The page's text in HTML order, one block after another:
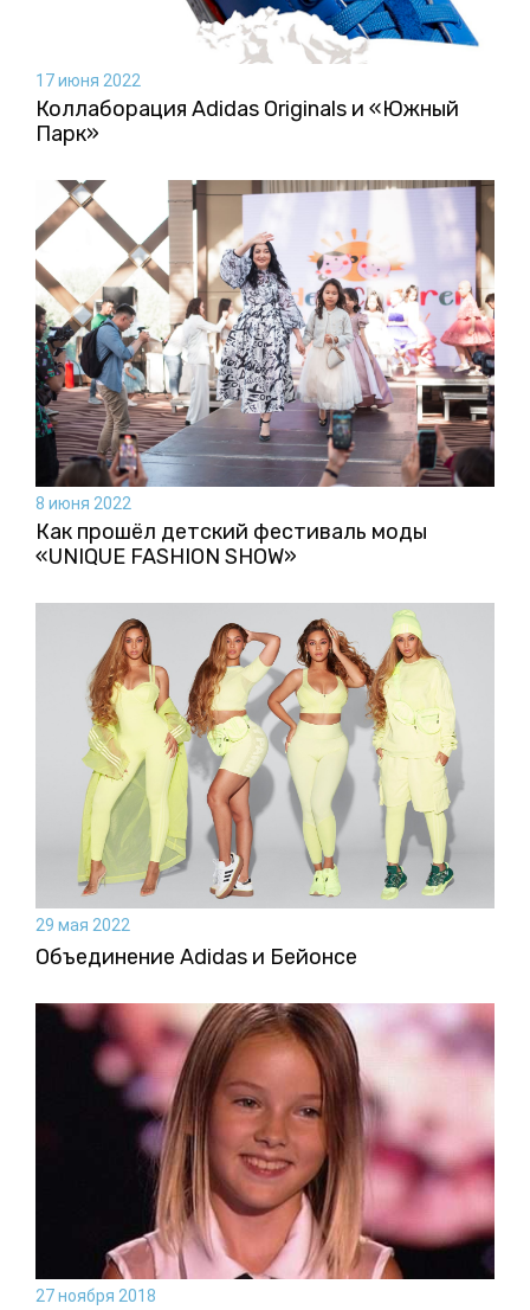
17 июня 2022
Коллаборация Аdidas Originals и «Южный
Парк»
8 июня 2022
Как прошёл детский фестиваль моды
«UNIQUE FASHION SHOW»
29 мая 2022
Объединение Adidas и Бейонсе
27 ноября 2018